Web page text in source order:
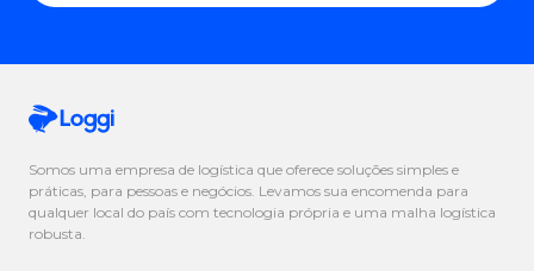
Somos uma empresa de logística que oferece soluções simples e
práticas, para pessoas e negócios. Levamos sua encomenda para
qualquer local do país com tecnologia própria e uma malha logística
robusta.